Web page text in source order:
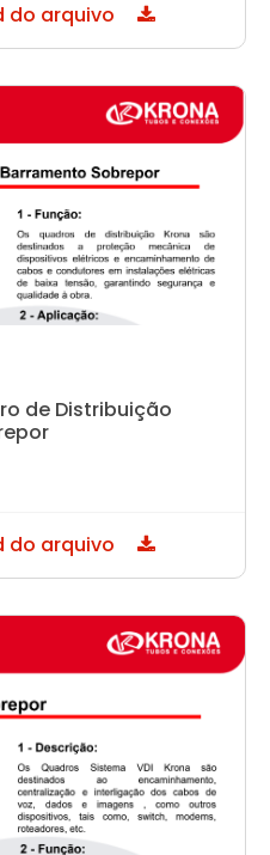
do arquivo
de Distribuição
do arquivo